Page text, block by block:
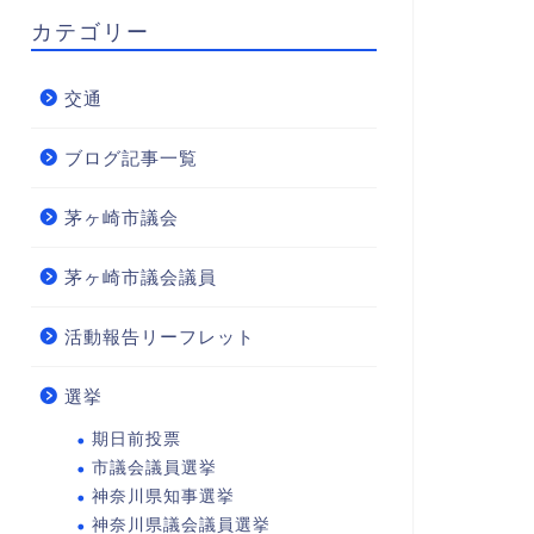
カテゴリー
交通
ブログ記事一覧
茅ヶ崎市議会
茅ヶ崎市議会議員
活動報告リーフレット
選挙
期日前投票
市議会議員選挙
神奈川県知事選挙
神奈川県議会議員選挙